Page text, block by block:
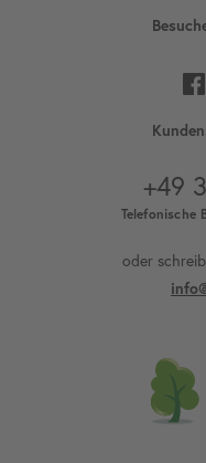
+49
Telefonische
oder